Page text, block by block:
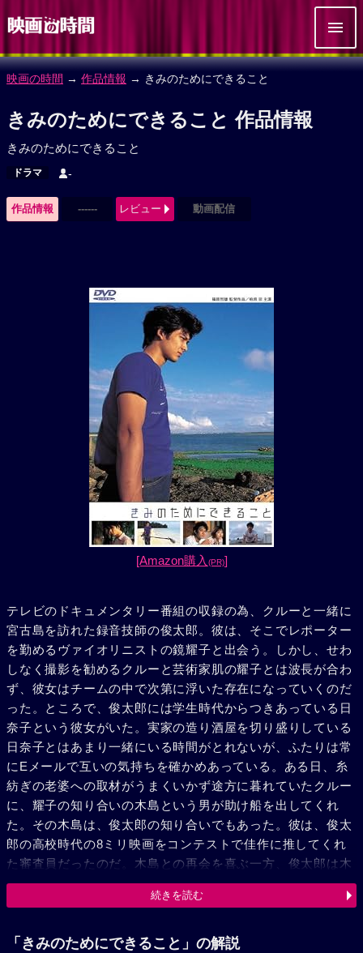
映画の時間 → 作品情報 → きみのためにできること
きみのためにできること 作品情報
きみのためにできること
ドラマ -
作品情報 ------ レビュー 動画配信
[Amazon購入 (PR)]
テレビのドキュメンタリー番組の収録の為、クルーと一緒に
宮古島を訪れた録音技師の俊太郎。彼は、そこでレポーター
を勤めるヴァイオリニストの鏡耀子と出会う。しかし、せわ
しなく撮影を勧めるクルーと芸術家肌の耀子とは波長が合わ
ず、彼女はチームの中で次第に浮いた存在になっていくのだ
った。ところで、俊太郎には学生時代からつきあっている日
奈子という彼女がいた。実家の造り酒屋を切り盛りしている
日奈子とはあまり一緒にいる時間がとれないが、ふたりは常
にEメールで互いの気持ちを確かめあっている。ある日、糸
紡ぎの老婆への取材がうまくいかず途方に暮れていたクルー
に、耀子の知り合いの木島という男が助け船を出してくれ
た。その木島は、俊太郎の知り合いでもあった。彼は、俊太
郎の高校時代の8ミリ映画をコンテストで佳作に推してくれ
た審査員だったのだ。木島との再会を喜ぶ一方、俊太郎は木
島と耀子がただならぬ関係にあることに気づく。しかし、木
島には既に耀子から気持ちが離れていた。そんな耀子に惹か
ックし忘れるようになり、とうとう日奈子と喧嘩してしま
続きを読む
「きみのためにできること」の解説